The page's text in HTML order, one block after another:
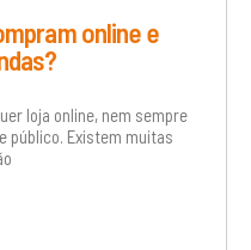
online e
loja online, nem sempre
público. Existem muitas